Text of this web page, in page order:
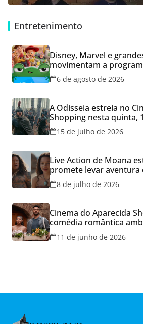
Entretenimento
Disney, Marvel e
movimentam a
do Aparecida Shopping
6 de agosto de 2026
A Odisseia estreia no
Shopping nesta quinta,
15 de julho de 2026
Live Action de Moana
promete levar aventura
Cineflix do Aparecida
8 de julho de 2026
Cinema do Aparecida
comédia romântica
hoje e lança promoção
Namorados
11 de junho de 2026